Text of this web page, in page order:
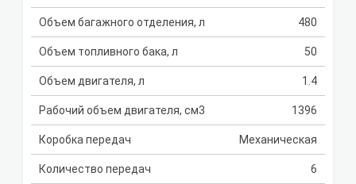
Объем багажного отделения, л 480
Объем топливного бака, л 50
Объем двигателя, л 1.4
Рабочий объем двигателя, см3 1396
Коробка передач Механическая
Количество передач 6